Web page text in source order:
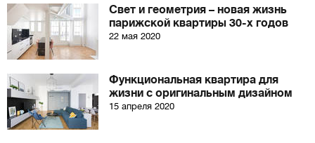
Свет и геометрия – новая жизнь
парижской квартиры 30-х годов
22 мая 2020
Функциональная квартира для
жизни с оригинальным дизайном
15 апреля 2020